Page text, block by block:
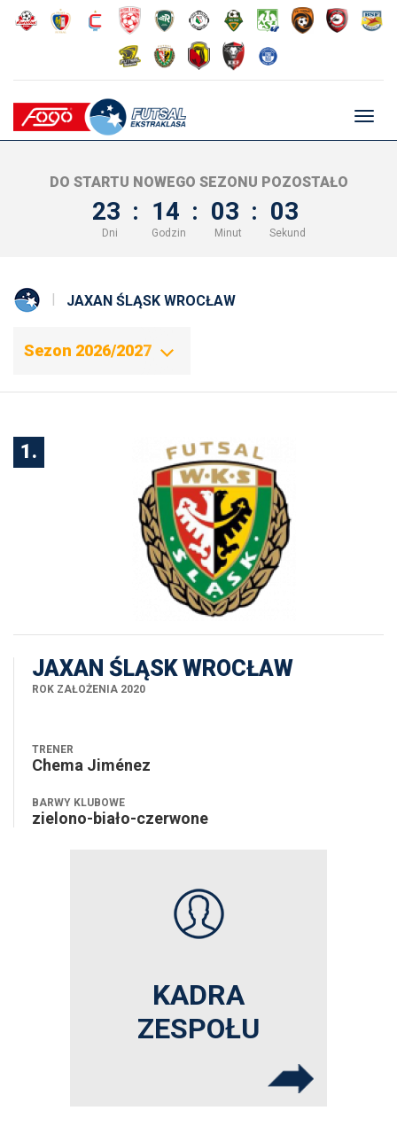
DO STARTU NOWEGO SEZONU POZOSTAŁO
23 : 14 : 03 : 02
Dni Godzin Minut Sekund
JAXAN ŚLĄSK WROCŁAW
Sezon 2026/2027
Sezon 2025/2026
1.
JAXAN ŚLĄSK WROCŁAW
ROK ZAŁOŻENIA 2020
TRENER
Chema Jiménez
BARWY KLUBOWE
zielono-biało-czerwone
KADRA
ZESPOŁU